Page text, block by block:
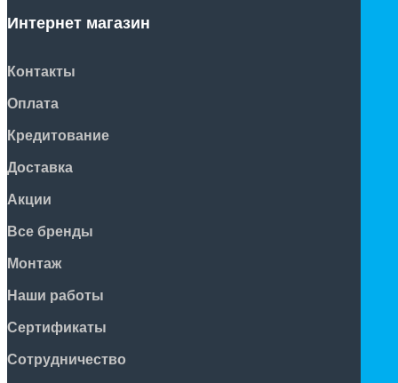
Интернет магазин
Контакты
Оплата
Кредитование
Доставка
Акции
Все бренды
Монтаж
Наши работы
Сертификаты
Сотрудничество